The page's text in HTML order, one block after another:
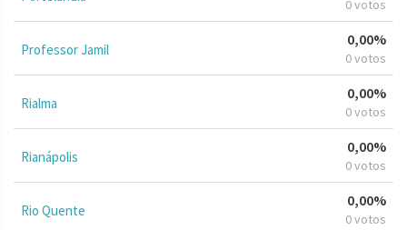
0 votos
Professor Jamil
0,00%
0 votos
Rialma
0,00%
0 votos
Rianápolis
0,00%
0 votos
Rio Quente
0,00%
0 votos